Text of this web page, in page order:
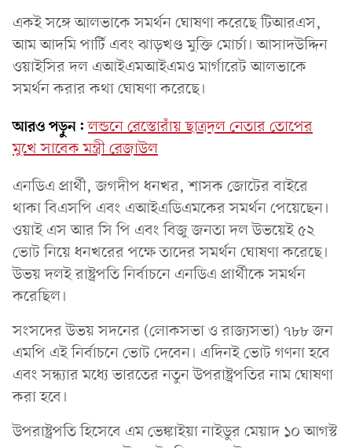
একই সঙ্গে আলভাকে সমর্থন ঘোষণা করেছে টিআরএস,
আম আদমি পার্টি এবং ঝাড়খণ্ড মুক্তি মোর্চা। আসাদউদ্দিন
ওয়াইসির দল এআইএমআইএমও মার্গারেট আলভাকে
সমর্থন করার কথা ঘোষণা করেছে।
আরও পড়ুন: লন্ডনে রেস্তোরাঁয় ছাত্রদল নেতার তোপের
মুখে সাবেক মন্ত্রী রেজাউল
এনডিএ প্রার্থী, জগদীপ ধনখর, শাসক জোটের বাইরে
থাকা বিএসপি এবং এআইএডিএমকের সমর্থন পেয়েছেন।
ওয়াই এস আর সি পি এবং বিজু জনতা দল উভয়েই ৫২
ভোট নিয়ে ধনখরের পক্ষে তাদের সমর্থন ঘোষণা করেছে।
উভয় দলই রাষ্ট্রপতি নির্বাচনে এনডিএ প্রার্থীকে সমর্থন
করেছিল।
সংসদের উভয় সদনের (লোকসভা ও রাজ্যসভা) ৭৮৮ জন
এমপি এই নির্বাচনে ভোট দেবেন। এদিনই ভোট গণনা হবে
এবং সন্ধ্যার মধ্যে ভারতের নতুন উপরাষ্ট্রপতির নাম ঘোষণা
করা হবে।
উপরাষ্ট্রপতি হিসেবে এম ভেঙ্কাইয়া নাইডুর মেয়াদ ১০ আগস্ট